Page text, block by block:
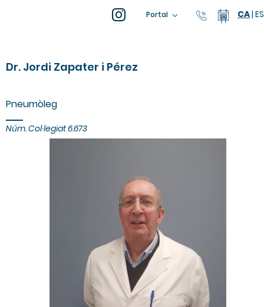
Portal 93 805 04
CA| ES
Dr. Jordi Zapater i Pérez
Pneumòleg
Núm. Col·legiat6.673